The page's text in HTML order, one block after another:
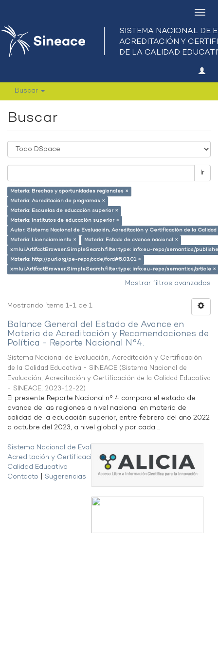
Buscar
Buscar
Ir
Materia: Brechas y oportunidades regionales ×
Materia: Acreditación de programas ×
Materia: Escuelas de educación superior ×
Materia: Institutos de educación superior ×
Autor: Sistema Nacional de Evaluación, Acreditación y Certificación de la
Materia: Licenciamiento ×
Materia: Estado de avance nacional ×
xmlui.ArtifactBrowser.SimpleSearch.filter.type: info:eu-repo/semantics/
Materia: http://purl.org/pe-repo/ocde/ford#5.03.01 ×
xmlui.ArtifactBrowser.SimpleSearch.filter.type: info:eu-repo/semantics/article ×
Mostrar filtros avanzados
Mostrando ítems 1-1 de 1
Balance General del Estado de Avance en
Materia de Acreditación y Recomendaciones de
Política - Reporte Nacional N°4.
Sistema Nacional de Evaluación, Acreditación y Certificación
de la Calidad Educativa - SINEACE (Sistema Nacional de
Evaluación, Acreditación y Certificación de la Calidad Educativa
- SINEACE, 2023-12-22)
El presente Reporte Nacional n° 4 compara el estado de
avance de las regiones a nivel nacional en materia de
calidad de la educación superior, entre febrero del año 2022
a octubre del 2023, a nivel global y por cada ...
Sistema Nacional de Evaluación,
Acreditación y Certificación de la
Calidad Educativa
Contacto
Sugerencias